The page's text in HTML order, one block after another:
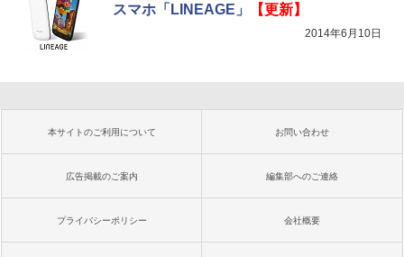
スマホ「LINEAGE」
【更新】
2014年6月10日
本サイトのご利用について お問い合わせ
広告掲載のご案内 編集部へのご連絡
プライバシーポリシー 会社概要